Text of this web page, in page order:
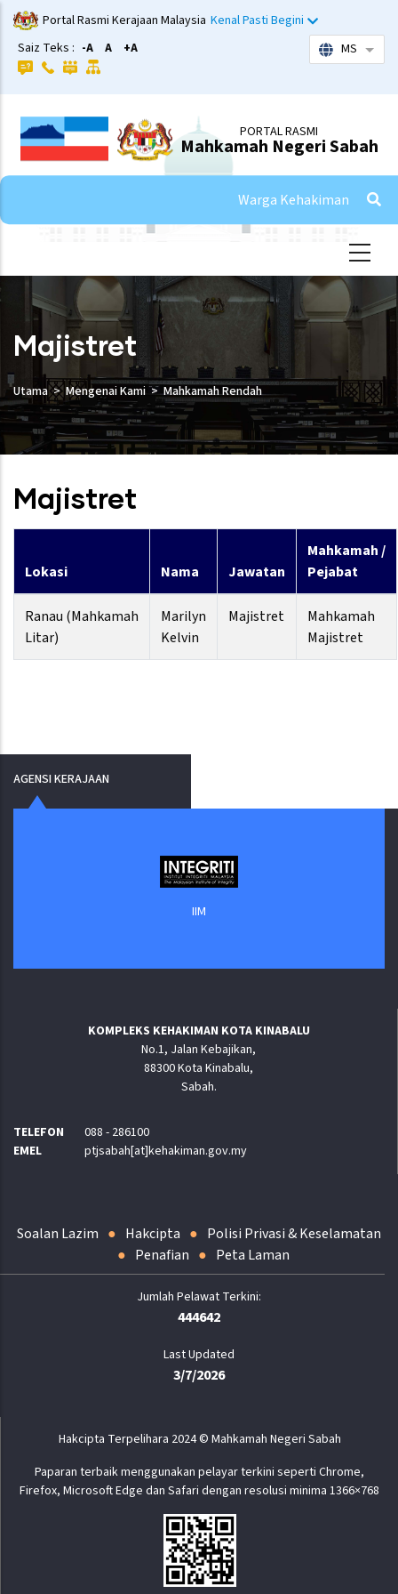
Skip
to
main
content
Portal Rasmi Kerajaan Malaysia Kenal Pasti Begini
MS
List
Saiz Teks : -A A +A
PORTAL RASMI
Mahkamah Negeri Sabah
Warga Kehakiman
Majistret
Utama Mengenai Kami Mahkamah Rendah
Majistret
Lokasi Nama Jawatan
Mahkamah /
Pejabat
Ranau (Mahkamah
Litar)
Marilyn
Kelvin
Majistret
Mahkamah
Majistret
AGENSI KERAJAAN
KOMPLEKS KEHAKIMAN KOTA KINABALU
No.1, Jalan Kebajikan,
88300 Kota Kinabalu,
Sabah.
TELEFON
088 - 286100
EMEL
ptjsabah[at]kehakiman.gov.my
Soalan Lazim Hakcipta
Polisi Privasi & Keselamatan
Penafian
Peta Laman
444642
Last Updated
3/7/2026
Hakcipta Terpelihara 2024 © Mahkamah Negeri Sabah
Paparan terbaik menggunakan pelayar terkini seperti Chrome,
Firefox, Microsoft Edge dan Safari dengan resolusi minima 1366×768